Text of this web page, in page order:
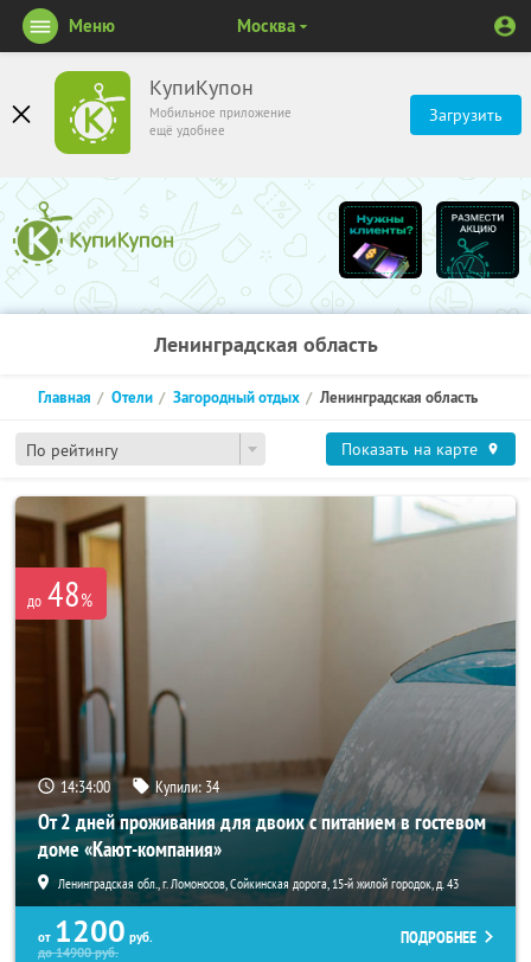
КупиКупон
Мобильное приложение
ещё удобнее
Загрузить
Меню Москва
Ленинградская область
По рейтингу
Главная Отели Загородный отдых Ленинградская область
Показать на карте
до 48%
14:34:00 Купили: 34
От 2 дней проживания для двоих с питанием в гостевом
доме «Кают-компания»
Ленинградская обл., г. Ломоносов, Сойкинская дорога, 15-й жилой городок, д. 43
от 1200 руб.
до14900руб.
ПОДРОБНЕЕ